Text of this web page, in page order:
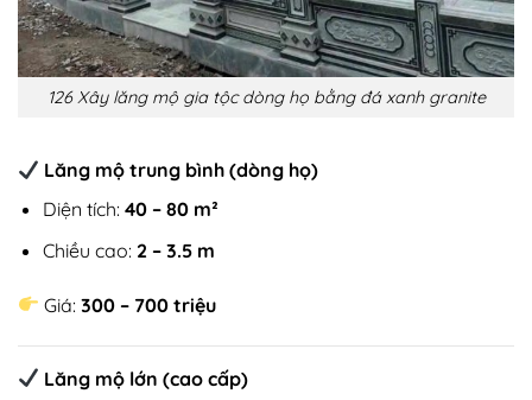
126 Xây lăng mộ gia tộc dòng họ bằng đá xanh granite
Lăng mộ trung bình (dòng họ)
Diện tích: 40 – 80 m²
Chiều cao: 2 – 3.5 m
Giá:300 – 700 triệu
Lăng mộ lớn (cao cấp)